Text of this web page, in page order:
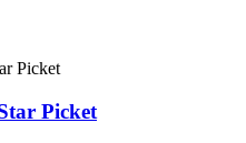
Picket